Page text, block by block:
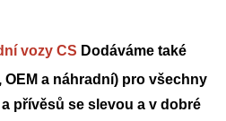
vozy CS Dodáváme také
a náhradní) pro všechny
přívěsů se slevou a v dobré